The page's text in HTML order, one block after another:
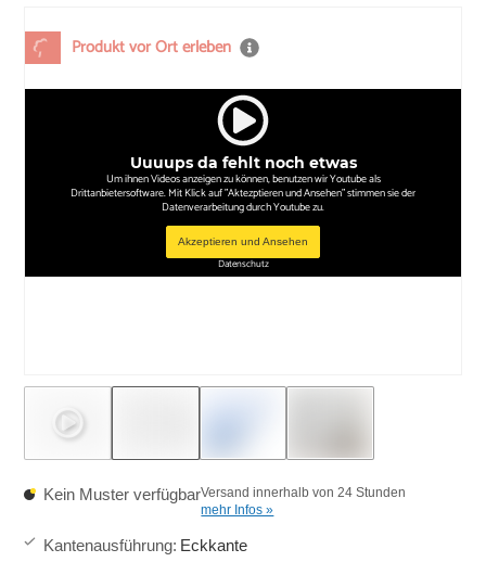
Produkt vor Ort erleben
Uuuups da fehlt noch etwas
Um ihnen Videos anzeigen zu können, benutzen wir Youtube als
Drittanbietersoftware. Mit Klick auf "Aktezptieren und Ansehen" stimmen sie der
Datenverarbeitung durch Youtube zu.
Akzeptieren und Ansehen
Datenschutz
Kein Muster verfügbarVersand innerhalb von 24 Stunden
mehr Infos »
Kantenausführung: Eckkante